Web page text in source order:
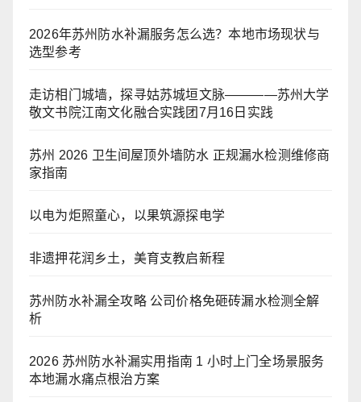
2026年苏州防水补漏服务怎么选？本地市场现状与
选型参考
走访相门城墙，探寻姑苏城垣文脉————苏州大学
敬文书院江南文化融合实践团7月16日实践
苏州 2026 卫生间屋顶外墙防水 正规漏水检测维修商
家指南
以电为炬照童心，以果筑源探电学
非遗押花润乡土，美育支教启新程
苏州防水补漏全攻略 公司价格免砸砖漏水检测全解
析
2026 苏州防水补漏实用指南 1 小时上门全场景服务
本地漏水痛点根治方案